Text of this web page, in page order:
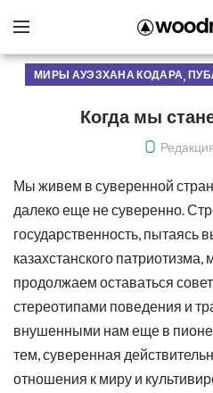
МИРЫ АУЭЗХАНА КОДАРА,
Когда мы
Мы живем в суверенной
далеко еще не суверенно.
государственность, пытаясь
казахстанского
продолжаем оставаться
стереотипами поведения и
внушенными нам еще в
тем, суверенная
отношения к миру и